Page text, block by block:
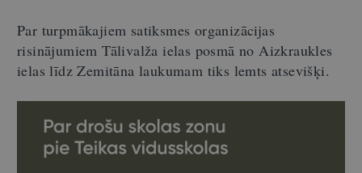
Par turpmākajiem satiksmes organizācijas
risinājumiem Tālivalža ielas posmā no Aizkraukles
ielas līdz Zemitāna laukumam tiks lemts atsevišķi.